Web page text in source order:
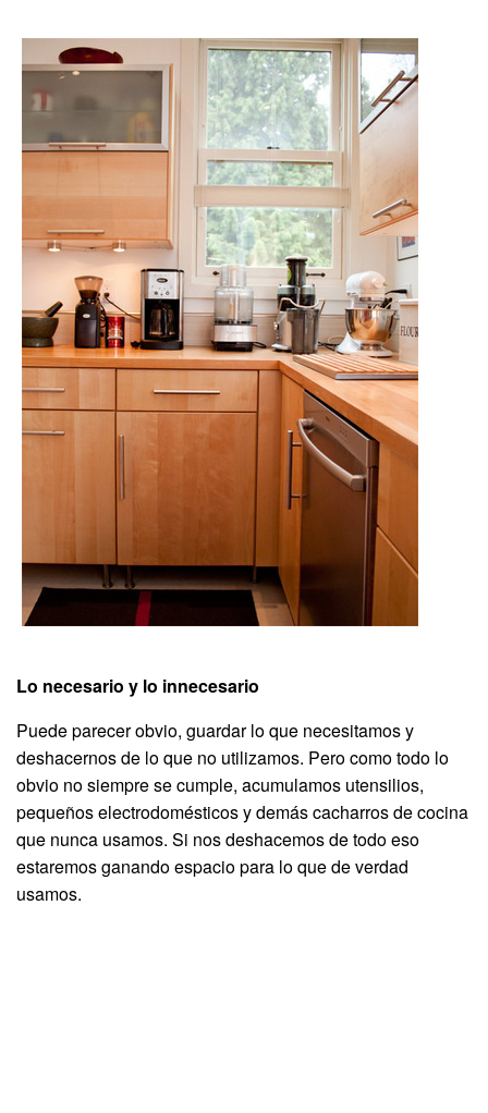
Lo necesario y lo innecesario
Puede parecer obvio, guardar lo que necesitamos y
deshacernos de lo que no utilizamos. Pero como todo lo
obvio no siempre se cumple, acumulamos utensilios,
pequeños electrodomésticos y demás cacharros de cocina
que nunca usamos. Si nos deshacemos de todo eso
estaremos ganando espacio para lo que de verdad
usamos.